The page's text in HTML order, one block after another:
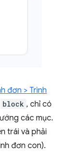
đơn > Trình
block , chỉ có
các mục.
trái và phải
đơn con).